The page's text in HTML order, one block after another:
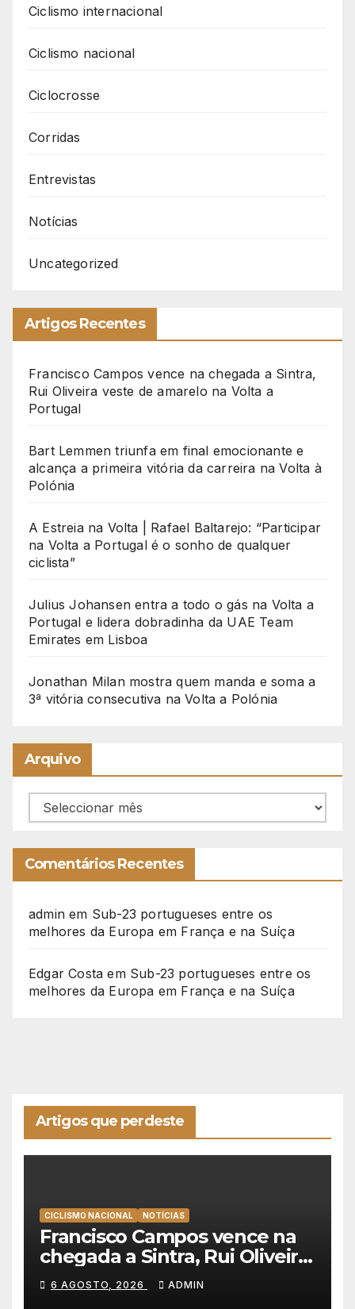
Ciclismo internacional
Ciclismo nacional
Ciclocrosse
Corridas
Entrevistas
Notícias
Uncategorized
Artigos Recentes
Francisco Campos vence na chegada a Sintra,
Rui Oliveira veste de amarelo na Volta a
Portugal
Bart Lemmen triunfa em final emocionante e
alcança a primeira vitória da carreira na Volta à
Polónia
A Estreia na Volta | Rafael Baltarejo: “Participar
na Volta a Portugal é o sonho de qualquer
ciclista”
Julius Johansen entra a todo o gás na Volta a
Portugal e lidera dobradinha da UAE Team
Emirates em Lisboa
Jonathan Milan mostra quem manda e soma a
3ª vitória consecutiva na Volta a Polónia
Arquivo
Arquivo
Comentários Recentes
admin em Sub-23 portugueses entre os
melhores da Europa em França e na Suíça
Edgar Costa em Sub-23 portugueses entre os
melhores da Europa em França e na Suíça
Artigos que perdeste
CICLISMO NACIONAL NOTÍCIAS
Francisco Campos vence na
chegada a Sintra, Rui Oliveira
veste de amarelo na Volta a
Portugal
6 AGOSTO, 2026 ADMIN